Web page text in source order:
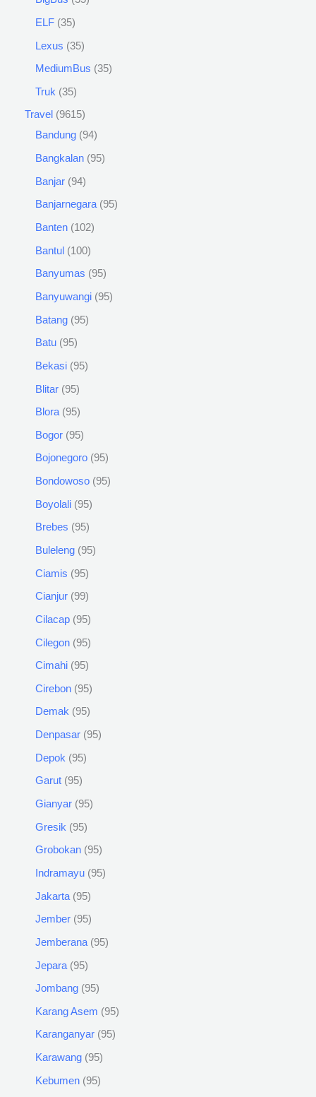
ELF 35
Lexus 35
MediumBus 35
Truk 35
Travel
9615
Bandung 94
Bangkalan 95
Banjar 94
Banjarnegara 95
Banten 102
Bantul 100
Banyumas 95
Banyuwangi 95
Batang 95
Batu 95
Bekasi 95
Blitar 95
Blora 95
Bogor 95
Bojonegoro 95
Bondowoso 95
Boyolali 95
Brebes 95
Buleleng 95
Ciamis 95
Cianjur 99
Cilacap 95
Cilegon 95
Cimahi 95
Cirebon 95
Demak 95
Denpasar 95
Depok 95
Garut 95
Gianyar 95
Gresik 95
Grobokan 95
Indramayu 95
Jakarta 95
Jember 95
Jemberana 95
Jepara 95
Jombang 95
Karang Asem 95
Karanganyar 95
Karawang 95
Kebumen 95